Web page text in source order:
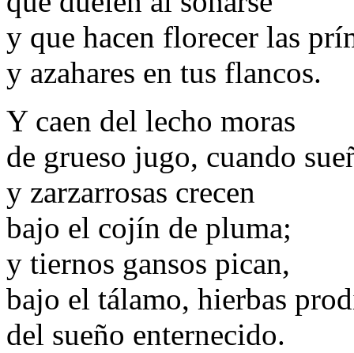
y que hacen florecer las
y azahares en tus flancos.
Y caen del lecho moras
de grueso jugo, cuando
y zarzarrosas crecen
bajo el cojín de pluma;
y tiernos gansos pican,
bajo el tálamo, hierbas
del sueño enternecido.